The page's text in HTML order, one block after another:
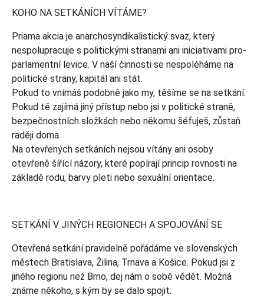
KOHO NA SETKÁNÍCH VÍTÁME?
Priama akcia je anarchosyndikalistický svaz, který
nespolupracuje s politickými stranami ani iniciativami pro-
parlamentní levice. V naší činnosti se nespoléháme na
politické strany, kapitál ani stát.
Pokud to vnímáš podobně jako my, těšíme se na setkání.
Pokud tě zajímá jiný přístup nebo jsi v politické straně,
bezpečnostních složkách nebo někomu šéfuješ, zůstaň
raději doma.
Na otevřených setkáních nejsou vítány ani osoby
otevřeně šířící názory, které popírají princip rovnosti na
základě rodu, barvy pleti nebo sexuální orientace.
SETKÁNÍ V JINÝCH REGIONECH A SPOJOVÁNÍ SE
Otevřená setkání pravidelně pořádáme ve slovenských
městech Bratislava, Žilina, Trnava a Košice. Pokud jsi z
jiného regionu než Brno, dej nám o sobě vědět. Možná
známe někoho, s kým by se dalo spojit.